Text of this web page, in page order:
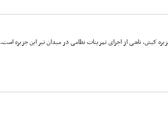
کیش، ناشی از اجرای تمرینات نظامی در میدان تیر این جزیره است.